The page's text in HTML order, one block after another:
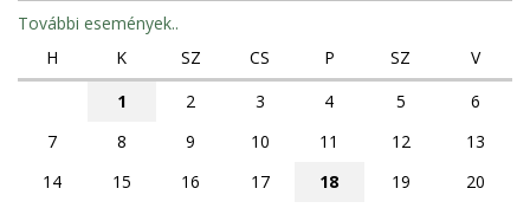
További események..
H
K SZ CS P SZ
V
1
2 3 4 5
6
7
8 9 10 11 12
13
14
15 16 17 18 19
20